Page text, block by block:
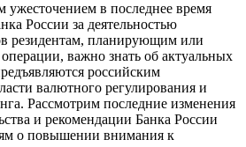
ужесточением в последнее время
России за деятельностью
резидентам, планирующим или
важно знать об актуальных
российским
валютного регулирования и
Рассмотрим последние изменения
и рекомендации Банка России
о повышении внимания к